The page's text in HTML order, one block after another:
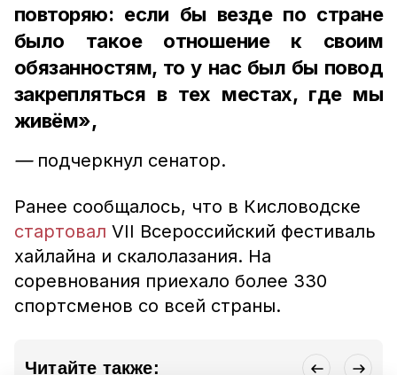
повторяю: если бы везде по стране
было такое отношение к своим
обязанностям, то у нас был бы повод
закрепляться в тех местах, где мы
живём»,
— подчеркнул сенатор.
Ранее сообщалось, что в Кисловодске
стартовал VII Всероссийский фестиваль
хайлайна и скалолазания. На
соревнования приехало более 330
спортсменов со всей страны.
Читайте также: